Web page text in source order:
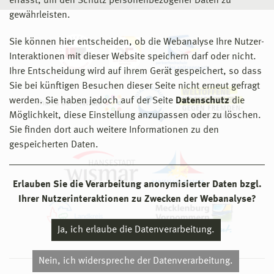
gewährleisten.
Sie können hier entscheiden, ob die Webanalyse Ihre Nutzer-
Interaktionen mit dieser Website speichern darf oder nicht.
Ihre Entscheidung wird auf ihrem Gerät gespeichert, so dass
Sie bei künftigen Besuchen dieser Seite nicht erneut gefragt
werden. Sie haben jedoch auf der Seite Datenschutz die
Möglichkeit, diese Einstellung anzupassen oder zu löschen.
Sie finden dort auch weitere Informationen zu den
gespeicherten Daten.
Erlauben Sie die Verarbeitung anonymisierter Daten bzgl.
Ihrer Nutzerinteraktionen zu Zwecken der Webanalyse?
Ja, ich erlaube die Datenverarbeitung.
Nein, ich widerspreche der Datenverarbeitung.